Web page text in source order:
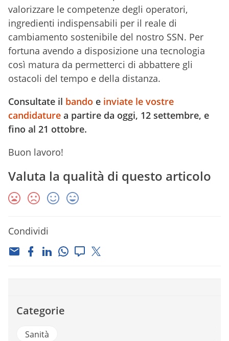
valorizzare le competenze degli operatori,
ingredienti indispensabili per il reale di
cambiamento sostenibile del nostro SSN. Per
fortuna avendo a disposizione una tecnologia
così matura da permetterci di abbattere gli
ostacoli del tempo e della distanza.
Consultate il bando e inviate le vostre
candidature a partire da oggi, 12 settembre, e
fino al 21 ottobre.
Buon lavoro!
Valuta la qualità di questo articolo
Condividi
Categorie
Sanità